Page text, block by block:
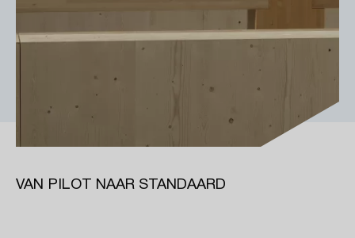
VAN PILOT NAAR STANDAARD